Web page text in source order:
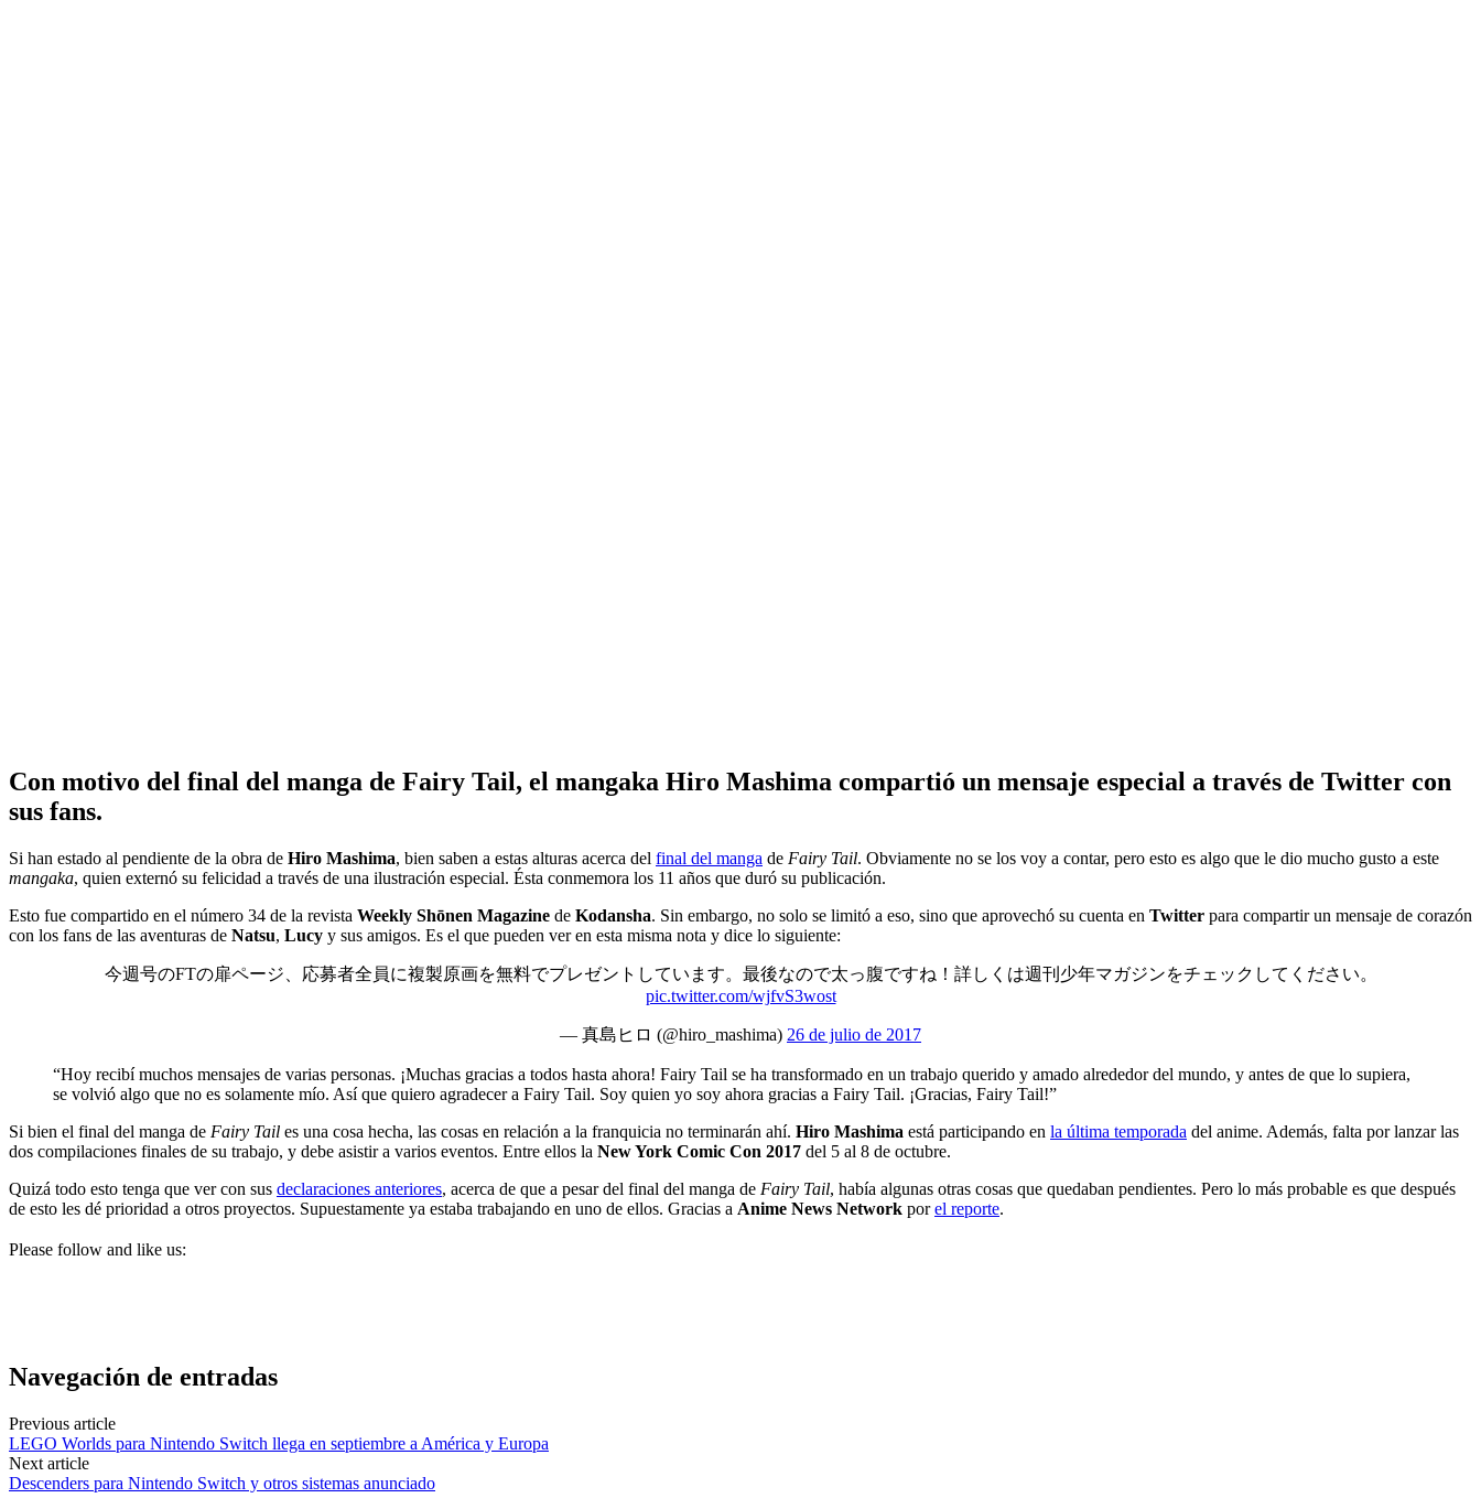
Con motivo del final del manga de Fairy Tail, el mangaka Hiro Mashima compartió un mensaje especial a través de Twitter con
sus fans.
Si han estado al pendiente de la obra de Hiro Mashima, bien saben a estas alturas acerca del final del manga de Fairy Tail. Obviamente no se los voy a contar, pero esto es algo que le dio mucho gusto a este
mangaka, quien externó su felicidad a través de una ilustración especial. Ésta conmemora los 11 años que duró su publicación.
Esto fue compartido en el número 34 de la revista Weekly Shōnen Magazine de Kodansha. Sin embargo, no solo se limitó a eso, sino que aprovechó su cuenta en Twitter para compartir un mensaje de corazón
con los fans de las aventuras de Natsu, Lucy y sus amigos. Es el que pueden ver en esta misma nota y dice lo siguiente:
今週号のFTの扉ページ、応募者全員に複製原画を無料でプレゼントしています。最後なので太っ腹ですね！詳しくは週刊少年マガジンをチェックしてください。
pic.twitter.com/wjfvS3wost
— 真島ヒロ (@hiro_mashima) 26 de julio de 2017
“Hoy recibí muchos mensajes de varias personas. ¡Muchas gracias a todos hasta ahora! Fairy Tail se ha transformado en un trabajo querido y amado alrededor del mundo, y antes de que lo supiera,
se volvió algo que no es solamente mío. Así que quiero agradecer a Fairy Tail. Soy quien yo soy ahora gracias a Fairy Tail. ¡Gracias, Fairy Tail!”
Si bien el final del manga de Fairy Tail es una cosa hecha, las cosas en relación a la franquicia no terminarán ahí. Hiro Mashima está participando en la última temporada del anime. Además, falta por lanzar las
dos compilaciones finales de su trabajo, y debe asistir a varios eventos. Entre ellos la New York Comic Con 2017 del 5 al 8 de octubre.
Quizá todo esto tenga que ver con sus declaraciones anteriores, acerca de que a pesar del final del manga de Fairy Tail, había algunas otras cosas que quedaban pendientes. Pero lo más probable es que después
de esto les dé prioridad a otros proyectos. Supuestamente ya estaba trabajando en uno de ellos. Gracias a Anime News Network porel reporte.
Please follow and like us:
Navegación de entradas
Previous article
LEGO Worlds para Nintendo Switch llega en septiembre a América y Europa
Next article
Descenders para Nintendo Switch y otros sistemas anunciado